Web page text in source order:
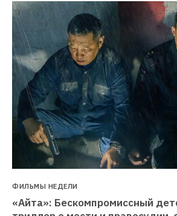
ФИЛЬМЫ НЕДЕЛИ
«Айта»: Бескомпромиссный